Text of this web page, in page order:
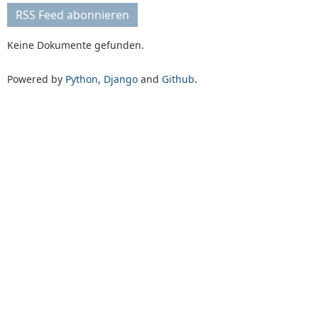
RSS Feed abonnieren
Keine Dokumente gefunden.
Powered by Python, Django and Github.